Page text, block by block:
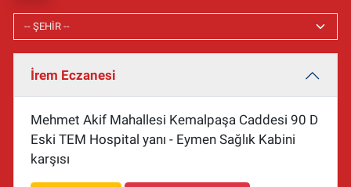
İrem Eczanesi
Mehmet Akif Mahallesi Kemalpaşa Caddesi 90 D
Eski TEM Hospital yanı - Eymen Sağlık Kabini
karşısı